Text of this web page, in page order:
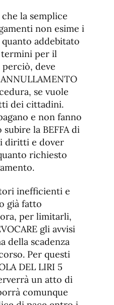
de
fuente
de
fuente.
la semplice
non esime i
addebitato
per il
deve
se vuole
dei cittadini.
e non fanno
la BEFFA di
diritti e dover
richiesto
inefficienti e
già fatto
per limitarli,
gli avvisi
della scadenza
Per questi
DEL LIRI 5
un atto di
comunque